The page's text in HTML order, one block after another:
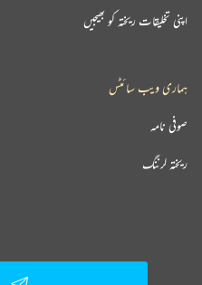
اپنی تخلیقات ریختہ کو بھیجیں
ہماری ویب سائٹس
صوفی نامہ
ریختہ لرننگ